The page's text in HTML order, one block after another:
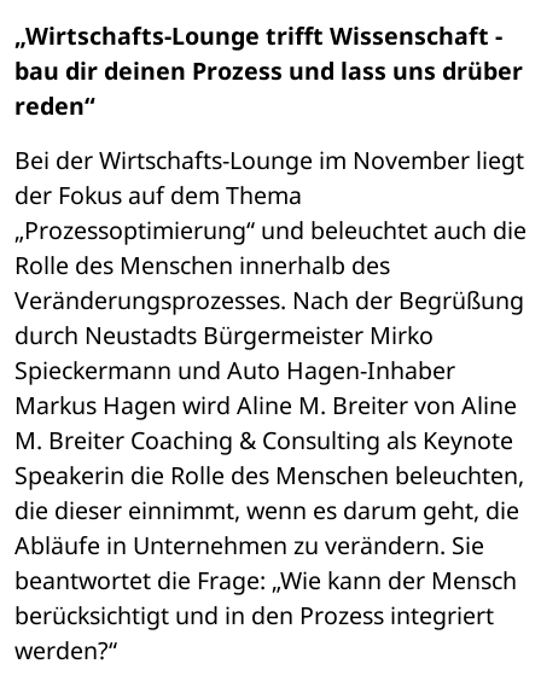
„Wirtschafts-Lounge trifft Wissenschaft -
bau dir deinen Prozess und lass uns drüber
reden“
Bei der Wirtschafts-Lounge im November liegt
der Fokus auf dem Thema
„Prozessoptimierung“ und beleuchtet auch die
Rolle des Menschen innerhalb des
Veränderungsprozesses. Nach der Begrüßung
durch Neustadts Bürgermeister Mirko
Spieckermann und Auto Hagen-Inhaber
Markus Hagen wird Aline M. Breiter von Aline
M. Breiter Coaching & Consulting als Keynote
Speakerin die Rolle des Menschen beleuchten,
die dieser einnimmt, wenn es darum geht, die
Abläufe in Unternehmen zu verändern. Sie
beantwortet die Frage: „Wie kann der Mensch
berücksichtigt und in den Prozess integriert
werden?“